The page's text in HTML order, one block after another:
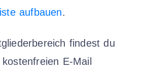
aufbauen.
findest du
E-Mail